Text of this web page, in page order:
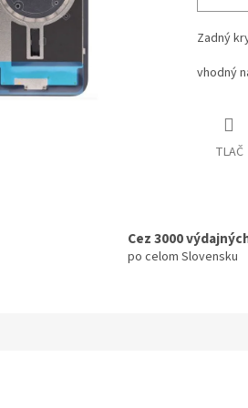
Zadný
vhodný
TLAČ
Cez 3000
po celom Slovensku